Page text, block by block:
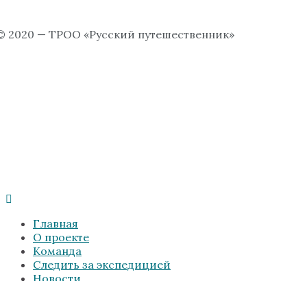
2020 — ТРОО «Русский путешественник»
Главная
О проекте
Команда
Следить за экспедицией